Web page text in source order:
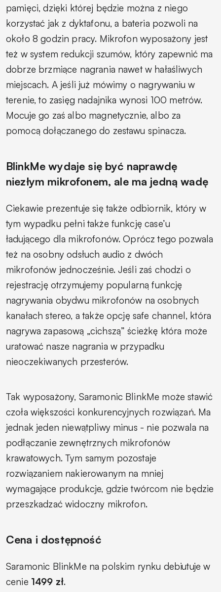
pamięci, dzięki której będzie można z niego
korzystać jak z dyktafonu, a bateria pozwoli na
około 8 godzin pracy. Mikrofon wyposażony jest
też w system redukcji szumów, który zapewnić ma
dobrze brzmiące nagrania nawet w hałaśliwych
miejscach. A jeśli już mówimy o nagrywaniu w
terenie, to zasięg nadajnika wynosi 100 metrów.
Mocuje go zaś albo magnetycznie, albo za
pomocą dołączanego do zestawu spinacza.
BlinkMe wydaje się być naprawdę
niezłym mikrofonem, ale ma jedną wadę
Ciekawie prezentuje się także odbiornik, który w
tym wypadku pełni także funkcję case’u
ładującego dla mikrofonów. Oprócz tego pozwala
też na osobny odsłuch audio z dwóch
mikrofonów jednocześnie. Jeśli zaś chodzi o
rejestrację otrzymujemy popularną funkcję
nagrywania obydwu mikrofonów na osobnych
kanałach stereo, a także opcję safe channel, która
nagrywa zapasową „cichszą” ścieżkę która może
uratować nasze nagrania w przypadku
nieoczekiwanych przesterów.
Tak wyposażony, Saramonic BlinkMe może stawić
czoła większości konkurencyjnych rozwiązań. Ma
jednak jeden niewątpliwy minus - nie pozwala na
podłączanie zewnętrznych mikrofonów
krawatowych. Tym samym pozostaje
rozwiązaniem nakierowanym na mniej
wymagające produkcje, gdzie twórcom nie będzie
przeszkadzać widoczny mikrofon.
Cena i dostępność
Saramonic BlinkMe na polskim rynku debiutuje w
cenie 1499 zł.